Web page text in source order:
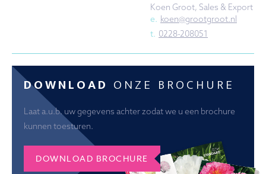
Koen Groot, Sales & Export
e. koen@grootgroot.nl
t. 0228-208051
DOWNLOAD ONZE BROCHURE
Laat a.u.b. uw gegevens achter zodat we u een brochure
kunnen toesturen.
DOWNLOAD BROCHURE